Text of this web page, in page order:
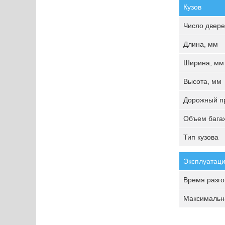
Кузов
Число
Длина, мм
Ширина, мм
Высота, мм
Дорожный
Объем
Тип кузова
Время